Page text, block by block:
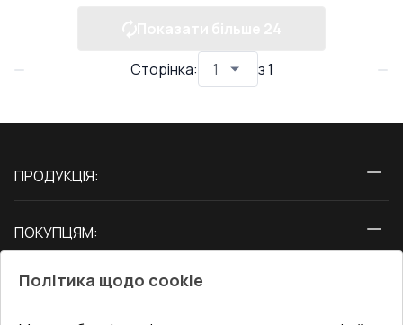
Сторінка: з1
ПРОДУКЦІЯ:
Двері
ПОКУПЦЯМ:
СЕРВІС ТА ОБЛУГОВУВАННЯ:
Політика щодо cookie